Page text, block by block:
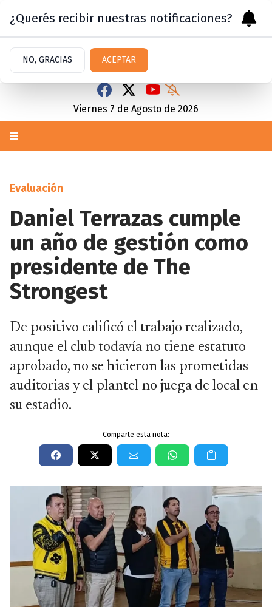
Viernes 7 de Agosto de 2026
Evaluación
Daniel Terrazas cumple
un año de gestión como
presidente de The
Strongest
De positivo calificó el trabajo realizado,
aunque el club todavía no tiene estatuto
aprobado, no se hicieron las prometidas
auditorias y el plantel no juega de local en
su estadio.
Comparte esta nota:
¿Querés recibir nuestras notificaciones?
NO, GRACIAS ACEPTAR